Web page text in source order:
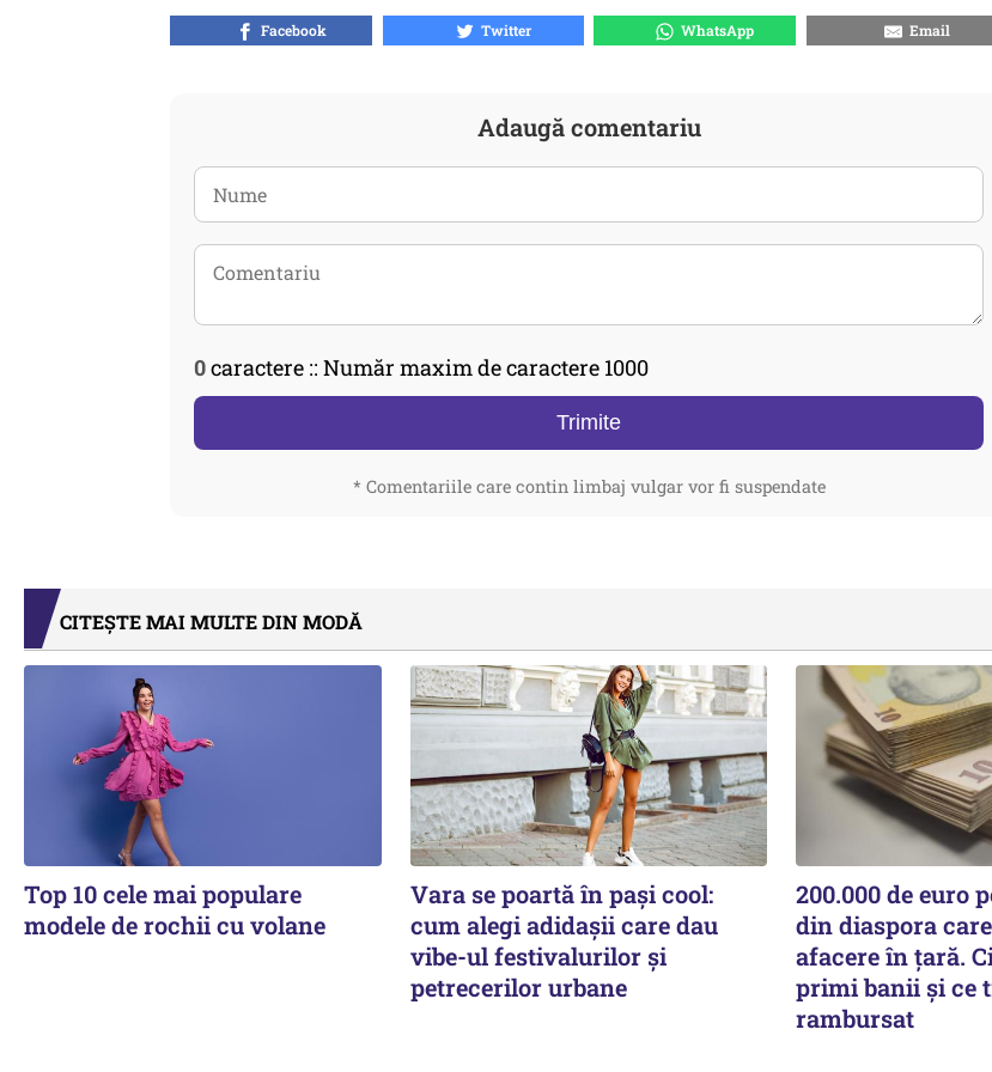
Facebook Twitter WhatsApp Email
Adaugă comentariu
0caractere :: Număr maxim de caractere 1000
Trimite
* Comentariile care contin limbaj vulgar vor fi suspendate
CITEȘTE MAI MULTE DIN MODĂ
Top 10 cele mai populare
modele de rochii cu volane
Vara se poartă în pași cool:
cum alegi adidașii care dau
vibe-ul festivalurilor și
petrecerilor urbane
200.000 de euro
din diaspora
afacere în țară.
primi banii și ce
rambursat